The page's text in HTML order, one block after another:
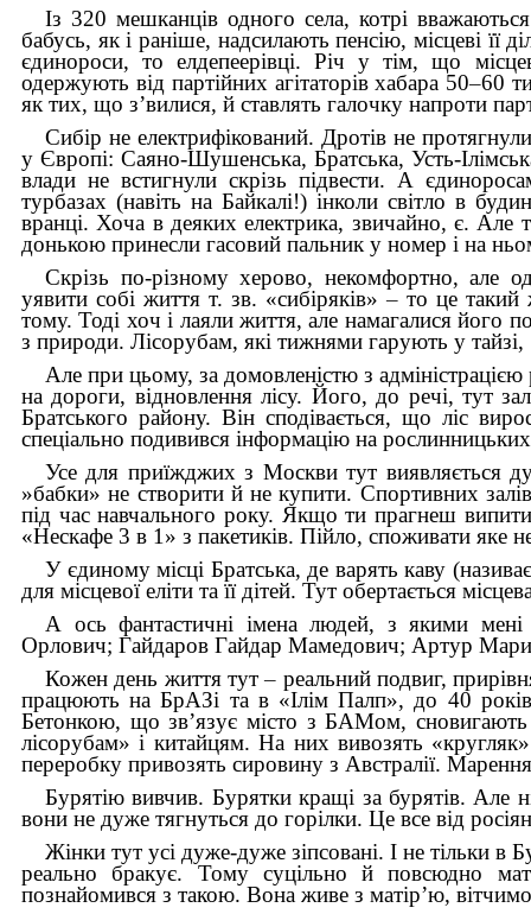
Із 320 мешканців одного села, котрі
бабусь, як і раніше, надсилають пенсію, місцеві її
єдинороси, то елдепеерівці. Річ у тім, що
одержують від партійних агітаторів хабара 50–60
як тих, що з’вилися, й ставлять галочку напроти
Сибір не електрифікований. Дротів не
у Європі: Саяно-Шушенська, Братська, Усть-
влади не встигнули скрізь підвести. А
турбазах (навіть на Байкалі!) інколи світло в
вранці. Хоча в деяких електрика, звичайно, є.
донькою принесли гасовий пальник у номер і на
Скрізь по-різному херово, некомфортно, але
уявити собі життя т. зв. «сибіряків»– то це
тому. Тоді хоч і лаяли життя, але намагалися його
з природи. Лісорубам, які тижнями гарують у
Але при цьому, за домовленістю з
на дороги, відновлення лісу. Його, до речі, тут
Братського району. Він сподівається, що ліс
спеціально подивився інформацію на
Усе для приїжджих з Москви тут виявляється
»бабки» не створити й не купити. Спортивних
під час навчального року. Якщо ти прагнеш
«Нескафе 3 в 1» з пакетиків. Пійло, споживати яке
У єдиному місці Братська, де варять каву
для місцевої еліти та її дітей. Тут обертається
А ось фантастичні імена людей, з якими мені
Орлович; Гайдаров Гайдар Мамедович; Ар­тур
Кожен день життя тут– реальний подвиг,
працюють на БрАЗі та в «Ілім Палп», до 40
Бетонкою, що зв’язує місто з БАМом,
лісорубам» і китайцям. На них вивозять
переробку привозять сировину з Австралії.
Бурятію вивчив. Бурятки кращі за бурятів. Але
вони не дуже тягнуться до горілки. Це все від
Жінки тут усі дуже-дуже зіпсовані. І не тільки в
реально бракує. Тому суцільно й повсюдно
познайомився з такою. Вона живе з матір’ю,